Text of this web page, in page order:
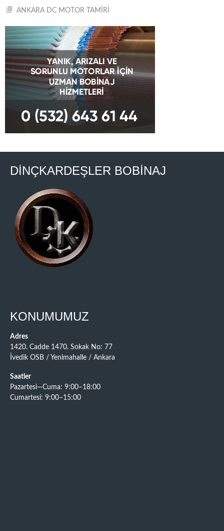
ANKARA DC MOTOR TAMİRİ
DİNÇKARDEŞLER BOBİNAJ
KONUMUMUZ
Adres
1420. Cadde 1470. Sokak No: 77
İvedik OSB / Yenimahalle / Ankara
Saatler
Pazartesi—Cuma: 9:00–18:00
Cumartesi: 9:00–15:00